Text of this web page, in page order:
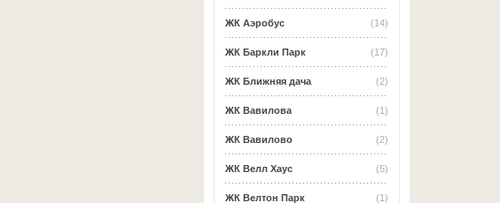
(14)
ЖК Аэробус
(17)
ЖК Баркли Парк
(2)
ЖК Ближняя дача
(1)
ЖК Вавилова
(2)
ЖК Вавилово
(5)
ЖК Велл Хаус
(1)
ЖК Велтон Парк